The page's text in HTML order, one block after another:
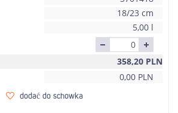
18/23 cm
5,00 l
358,20 PLN
0,00 PLN
dodać do schowka